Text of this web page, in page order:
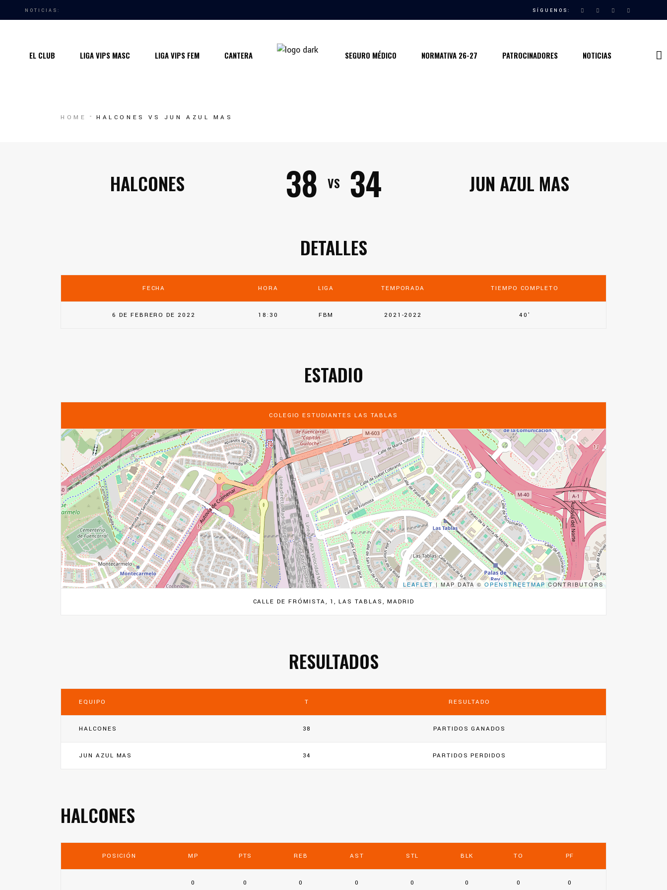
NOTICIAS: SÍGUENOS:
EL CLUB
Quiénes somos
LIGA VIPS MASC LIGA VIPS FEM CANTERA SEGURO MÉDICO NORMATIVA 26-27 PATROCINADORES NOTICIAS
Contacto
HOME HALCONES VS JUN AZUL MAS
HALCONES 38 VS 34 JUN AZUL MAS
DETALLES
FECHA HORA LIGA TEMPORADA TIEMPO COMPLETO
6 DE FEBRERO DE 2022 18:30 FBM 2021-2022 40'
ESTADIO
COLEGIO ESTUDIANTES LAS TABLAS
LEAFLET| MAP DATA ©OPENSTREETMAPCONTRIBUTORS
CALLE DE FRÓMISTA, 1, LAS TABLAS, MADRID
RESULTADOS
EQUIPO T RESULTADO
HALCONES 38 PARTIDOS GANADOS
JUN AZUL MAS 34 PARTIDOS PERDIDOS
HALCONES
POSICIÓN MP PTS REB AST STL BLK TO PF
0 0 0 0 0 0 0 0